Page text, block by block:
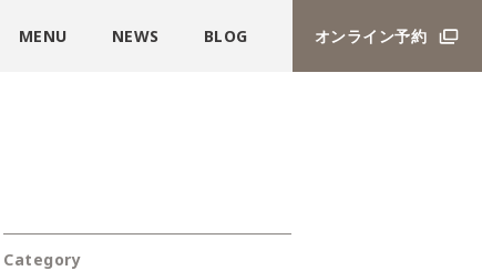
MENU NEWS BLOG オンライン予約
Category